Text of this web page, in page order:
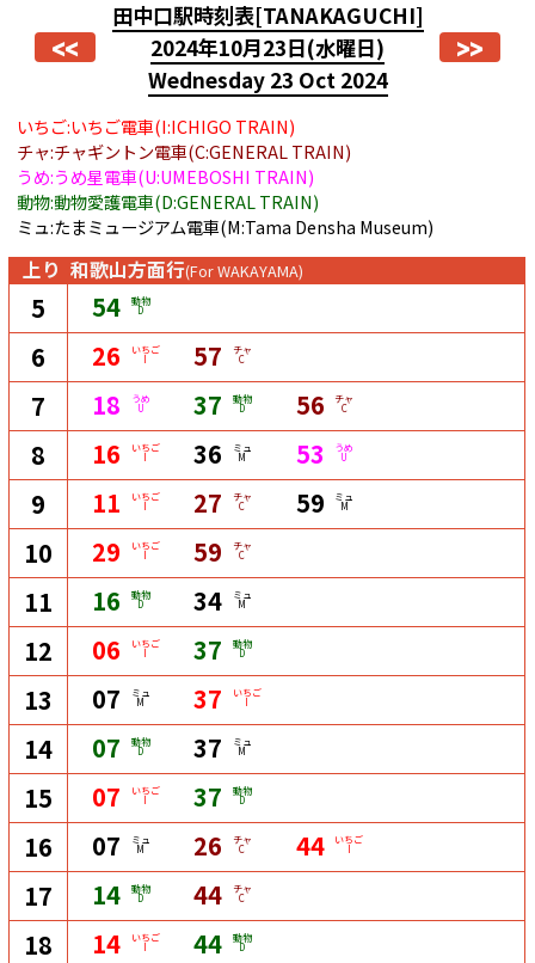
<<
田中口駅時刻表[TANAKAGUCHI]
2024年10月23日(水曜日)
Wednesday 23 Oct 2024
>>
いちご:いちご電車(I:ICHIGO TRAIN)
チャ:チャギントン電車(C:GENERAL TRAIN)
うめ:うめ星電車(U:UMEBOSHI TRAIN)
動物:動物愛護電車(D:GENERAL TRAIN)
ミュ:たまミュージアム電車(M:Tama Densha Museum)
上り 和歌山方面行(For WAKAYAMA)
5 54 動物
D
6 26 いちご
I 57 チャ
C
7 18 うめ
U 37 動物
D 56 チャ
C
8 16 いちご
I 36 ミュ
M 53 うめ
U
9 11 いちご
I 27 チャ
C 59 ミュ
M
10 29 いちご
I 59 チャ
C
11 16 動物
D 34 ミュ
M
12 06 いちご
I 37 動物
D
13 07 ミュ
M 37 いちご
I
14 07 動物
D 37 ミュ
M
15 07 いちご
I 37 動物
D
16 07 ミュ
M 26 チャ
C 44 いちご
I
17 14 動物
D 44 チャ
C
18 14 いちご
I 44 動物
D